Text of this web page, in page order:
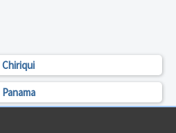
Chiriqui
Panama